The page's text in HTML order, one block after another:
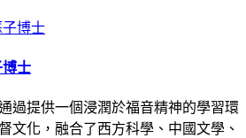
士
過提供一個浸潤於福音精神的學習環
文化，融合了西方科學、中國文學、